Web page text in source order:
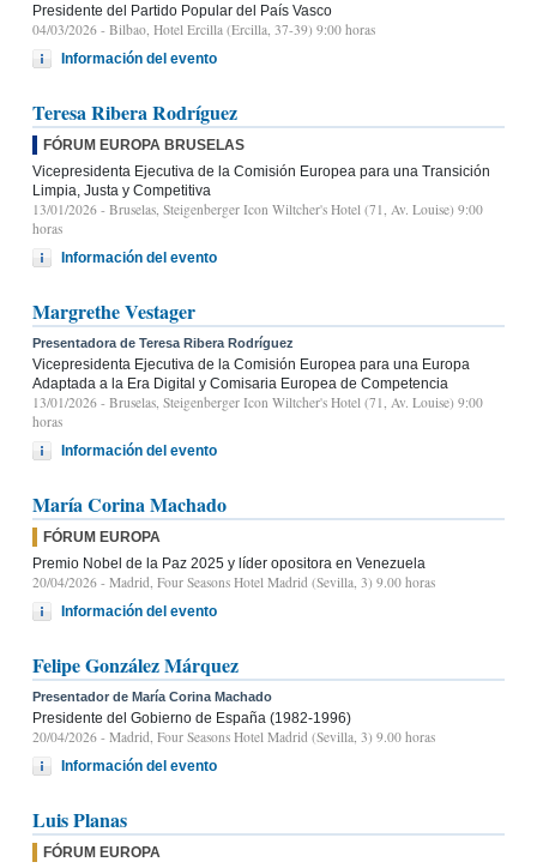
Presidente del Partido Popular del País Vasco
04/03/2026 - Bilbao, Hotel Ercilla (Ercilla, 37-39) 9:00 horas
Información del evento
Teresa Ribera Rodríguez
FÓRUM EUROPA BRUSELAS
Vicepresidenta Ejecutiva de la Comisión Europea para una Transición
Limpia, Justa y Competitiva
13/01/2026 - Bruselas, Steigenberger Icon Wiltcher's Hotel (71, Av. Louise) 9:00
horas
Información del evento
Margrethe Vestager
Presentadora de Teresa Ribera Rodríguez
Vicepresidenta Ejecutiva de la Comisión Europea para una Europa
Adaptada a la Era Digital y Comisaria Europea de Competencia
13/01/2026 - Bruselas, Steigenberger Icon Wiltcher's Hotel (71, Av. Louise) 9:00
horas
Información del evento
María Corina Machado
FÓRUM EUROPA
Premio Nobel de la Paz 2025 y líder opositora en Venezuela
20/04/2026 - Madrid, Four Seasons Hotel Madrid (Sevilla, 3) 9.00 horas
Información del evento
Felipe González Márquez
Presentador de María Corina Machado
Presidente del Gobierno de España (1982-1996)
20/04/2026 - Madrid, Four Seasons Hotel Madrid (Sevilla, 3) 9.00 horas
Información del evento
Luis Planas
FÓRUM EUROPA